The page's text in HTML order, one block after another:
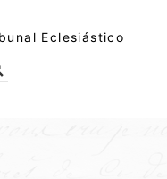
Eclesiástico